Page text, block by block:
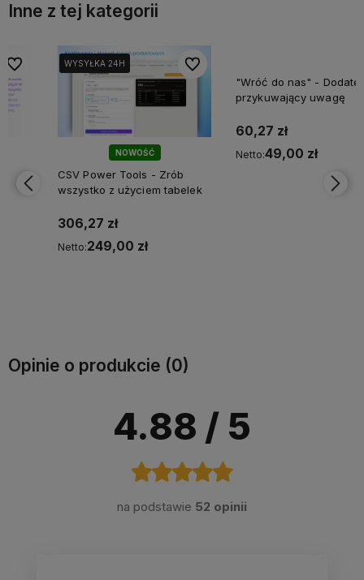
Inne z tej kategorii
WYSYŁKA 24H
WYSYŁKA 24H
WYSYŁKA 24H
CSV Power Tools - Zrób
wszystko z użyciem tabelek
306,27 zł
249,00 zł
Do ulubionych
Do ulubionych
"Wróć do nas" - Dodatek
Opinie o produkcie (0)
4.88 / 5
na podstawie 52 opinii